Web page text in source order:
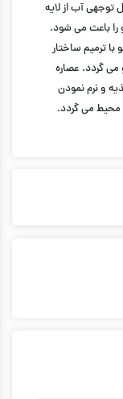
آب از لایه
را باعث می شود.
ترمیم ساختار
گردد. عصاره
و نرم نمودن
محیط می گردد.